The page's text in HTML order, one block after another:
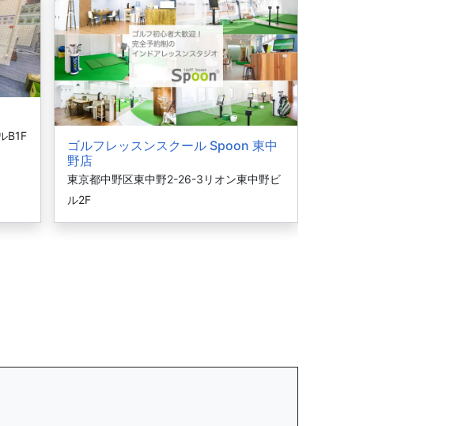
B1F
ゴルフレッスンスクール Spoon 東中
野店
東京都中野区東中野2-26-3リオン東中野ビ
ル2F